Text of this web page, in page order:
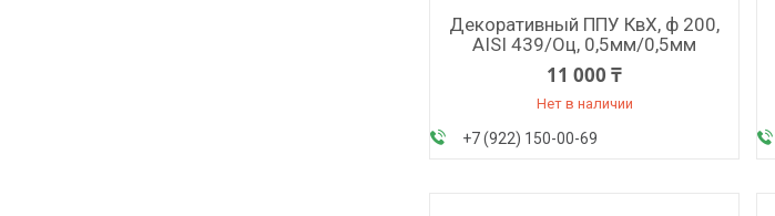
Декоративный ППУ КвХ, ф 200,
AISI 439/Оц, 0,5мм/0,5мм
11 000 ₸
Нет в наличии
+7 (922) 150-00-69